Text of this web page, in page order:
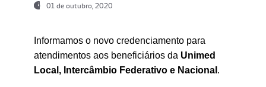
01 de outubro, 2020
Informamos o novo credenciamento para
atendimentos aos beneficiários da Unimed
Local, Intercâmbio Federativo e Nacional .